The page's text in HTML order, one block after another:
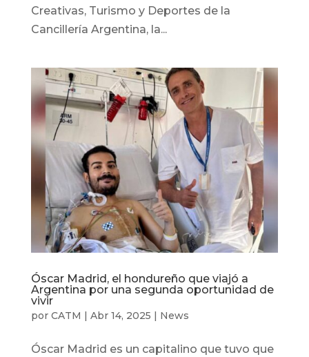
Creativas, Turismo y Deportes de la
Cancillería Argentina, la...
Óscar Madrid, el hondureño que viajó a
Argentina por una segunda oportunidad de
vivir
por CATM Abr 14, 2025 News
Óscar Madrid es un capitalino que tuvo que